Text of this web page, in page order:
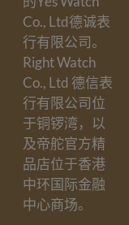
Co., Ltd德诚表
行有限公司。
Right Watch
Co., Ltd 德信表
行有限公司位
于铜锣湾，以
及帝舵官方精
品店位于香港
中环国际金融
中心商场。